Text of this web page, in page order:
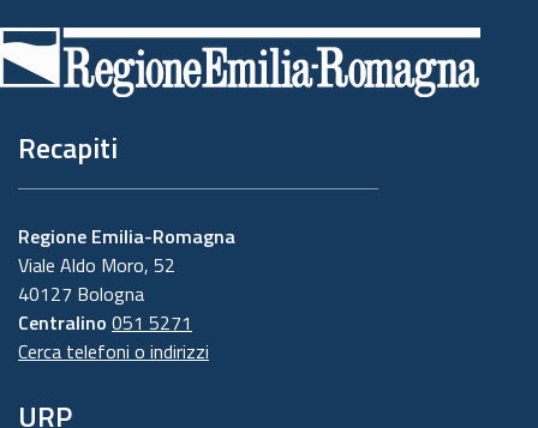
di
pagina
Recapiti
Regione Emilia-Romagna
Viale Aldo Moro, 52
40127 Bologna
Centralino 051 5271
Cerca telefoni o indirizzi
URP